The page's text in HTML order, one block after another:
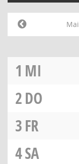
Mai
1 MI
2DO
3FR
4SA